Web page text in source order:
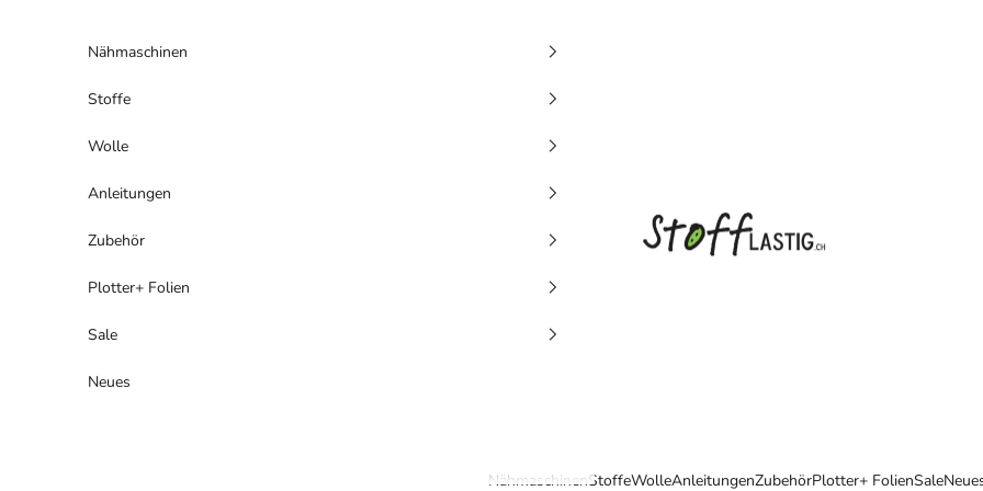
Stofflastig
NähmaschinenStoffeWolleAnleitungenZubehörPlotter+ FolienSale
Nähmaschinen
Stoffe
Wolle
Anleitungen
Zubehör
Plotter+ Folien
Sale
Neues